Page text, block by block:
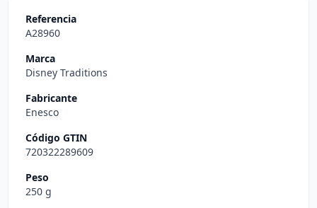
Referencia
A28960
Marca
Disney Traditions
Fabricante
Enesco
Código GTIN
720322289609
Peso
250 g